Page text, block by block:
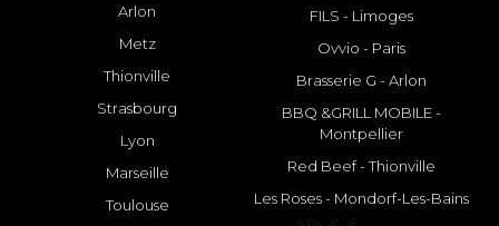
Arlon
Metz
Thionville
Strasbourg
Lyon
Marseille
Toulouse
FILS - Limoges
Ovvio - Paris
Brasserie G - Arlon
BBQ &GRILL MOBILE -
Montpellier
Red Beef - Thionville
Les Roses - Mondorf-Les-Bains